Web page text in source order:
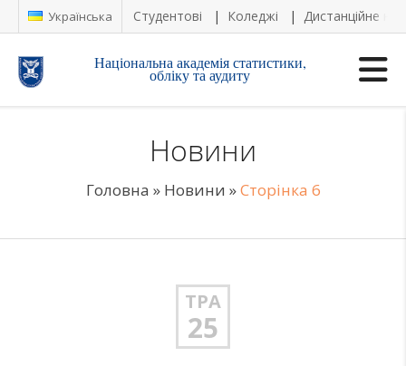
Українська Студентові Коледжі Дистанційне
Національна академія статистики,
обліку та аудиту
Новини
Головна » Новини »Сторінка 6
ТРА
25